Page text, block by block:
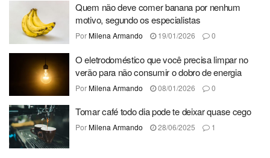
Quem não deve comer banana por nenhum
motivo, segundo os especialistas
PorMilena Armando 19/01/2026 0
O eletrodoméstico que você precisa limpar no
verão para não consumir o dobro de energia
PorMilena Armando 08/01/2026 0
Tomar café todo dia pode te deixar quase cego
PorMilena Armando 28/06/2025 1